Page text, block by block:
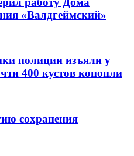
«Валдгеймский»
полиции изъяли у
400 кустов конопли
сохранения